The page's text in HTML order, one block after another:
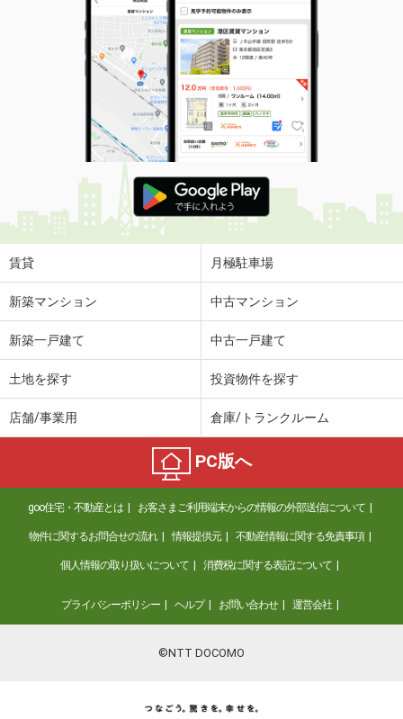
賃貸 月極駐車場
新築マンション 中古マンション
新築一戸建て 中古一戸建て
土地を探す 投資物件を探す
店舗/事業用 倉庫/トランクルーム
PC版へ
goo住宅・不動産とは お客さまご利用端末からの情報の外部送信について
物件に関するお問合せの流れ 情報提供元 不動産情報に関する免責事項
個人情報の取り扱いについて 消費税に関する表記について
プライバシーポリシー ヘルプ お問い合わせ 運営会社
©NTT DOCOMO